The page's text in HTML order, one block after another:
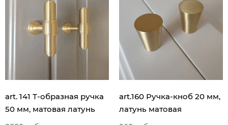
art. 141 Т-образная ручка
50 мм, матовая латунь
art.160 Ручка-кноб 20 мм,
латунь матовая